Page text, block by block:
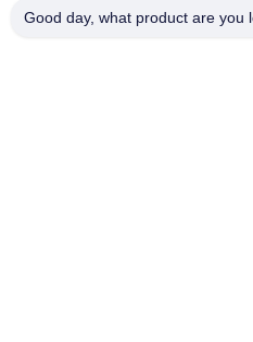
No.58 Dazhuang Road,
Good day, what product are you